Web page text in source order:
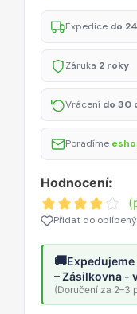
Expedice do
Záruka 2 roky
Vrácení do 30
Poradíme
Hodnocení:
Přidat do
🚚
– Zásilkovna -
(Doručení za 2–3